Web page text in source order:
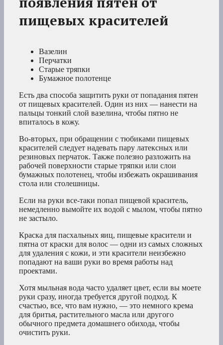
пищевых красителей
Вазелин
Перчатки
Старые тряпки
Бумажное полотенце
Есть два способа защитить руки от попадания пятен
от пищевых красителей. Один из них — нанести на
пальцы тонкий слой вазелина, чтобы пятно не
впиталось в кожу.
Во-вторых, при обращении с тюбиками пищевых
красителей следует надевать пару латексных или
резиновых перчаток. Также полезно разложить на
рабочей поверхности старые тряпки или слои
бумажных полотенец, чтобы избежать окрашивания
стола или столешницы.
Если на руки все-таки попал пищевой краситель,
немедленно вымойте их водой с мылом, чтобы пятно
не застыло.
Краска для пасхальных яиц, пищевые красители и
пятна от краски для волос — одни из самых сложных
для удаления с кожи, и эти красители неизбежно
попадают на ваши руки во время работы над
проектами.
Хотя мыльная вода часто удаляет цвет, если вы моете
руки сразу, иногда требуется другой подход. К
счастью, все, что вам нужно, — это немного крема
для бритья, растительного масла или другого
обычного предмета домашнего обихода, чтобы
очистить руки.